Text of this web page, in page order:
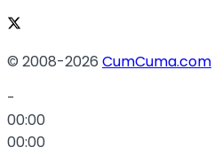
© 2008-2026 CumCuma.com
-
00:00
00:00